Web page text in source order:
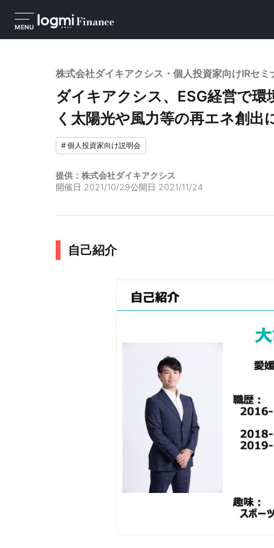
MENU
株式会社ダイキアクシス・個人投資家向けIRセミ
ダイキアクシス、ESG経営で
く太陽光や風力等の再エネ創出
#個人投資家向け説明会
提供：株式会社ダイキアクシス
開催日 2021/10/29公開日 2021/11/24
自己紹介